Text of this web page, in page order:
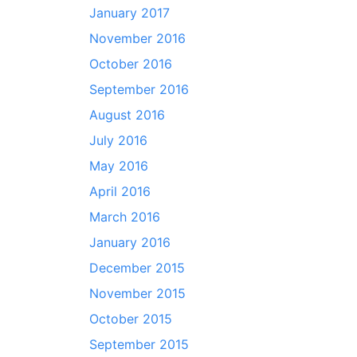
January 2017
November 2016
October 2016
September 2016
August 2016
July 2016
May 2016
April 2016
March 2016
January 2016
December 2015
November 2015
October 2015
September 2015